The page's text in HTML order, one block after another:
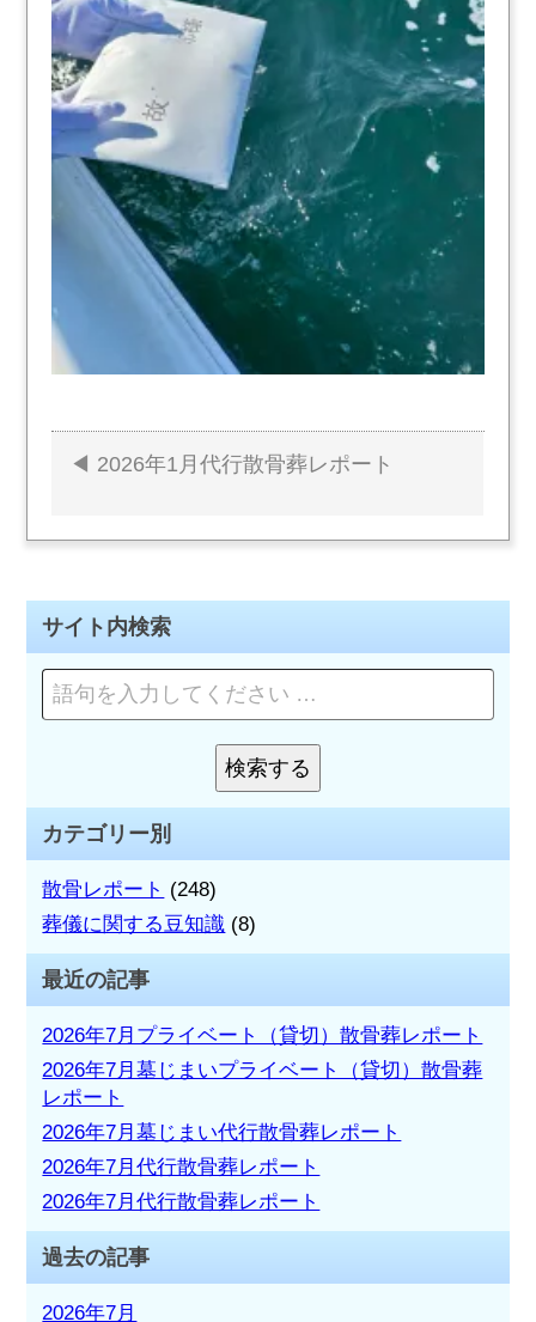
稿
ビ
ゲ
ョ
2026年1月代行散骨葬レポート
サイト内検索
ペ
ー
索:
検索する
検
カテゴリー別
散骨レポート (248)
葬儀に関する豆知識 (8)
最近の記事
2026年7月プライベート（貸切）散骨葬レポート
2026年7月墓じまいプライベート（貸切）散骨葬
レポート
2026年7月墓じまい代行散骨葬レポート
2026年7月代行散骨葬レポート
2026年7月代行散骨葬レポート
過去の記事
2026年7月